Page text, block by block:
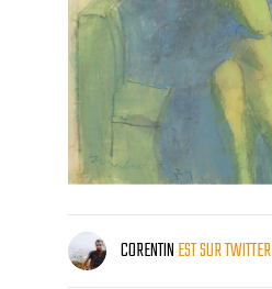
CORENTINEST SUR TWITTER